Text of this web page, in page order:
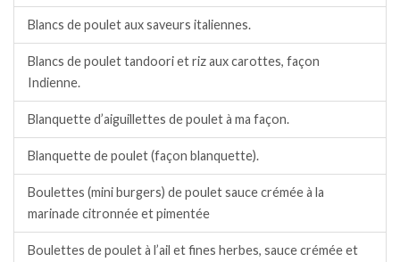
Blancs de poulet aux saveurs italiennes.
Blancs de poulet tandoori et riz aux carottes, façon
Indienne.
Blanquette d’aiguillettes de poulet à ma façon.
Blanquette de poulet (façon blanquette).
Boulettes (mini burgers) de poulet sauce crémée à la
marinade citronnée et pimentée
Boulettes de poulet à l’ail et fines herbes, sauce crémée et